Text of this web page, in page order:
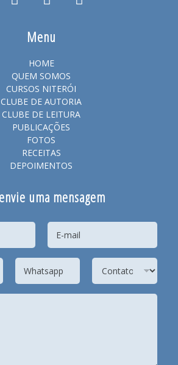
Menu
HOME
QUEM SOMOS
CURSOS NITERÓI
CLUBE DE AUTORIA
CLUBE DE LEITURA
PUBLICAÇÕES
FOTOS
RECEITAS
DEPOIMENTOS
uma mensagem